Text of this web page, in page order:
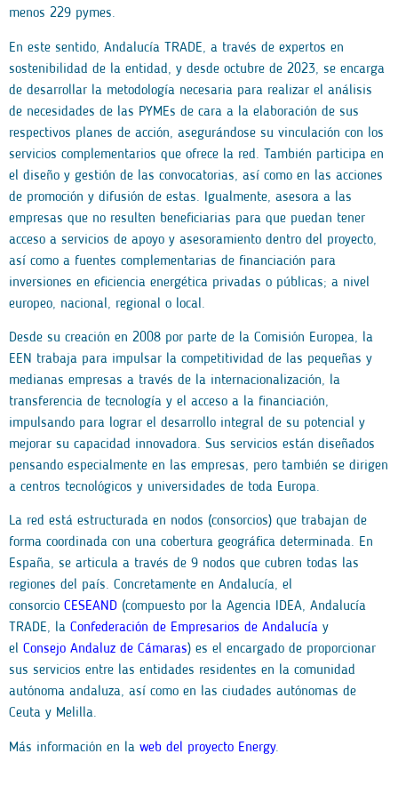
menos 229 pymes.
En este sentido, Andalucía TRADE, a través de expertos en
sostenibilidad de la entidad, y desde octubre de 2023, se encarga
de desarrollar la metodología necesaria para realizar el análisis
de necesidades de las PYMEs de cara a la elaboración de sus
respectivos planes de acción, asegurándose su vinculación con los
servicios complementarios que ofrece la red. También participa en
el diseño y gestión de las convocatorias, así como en las acciones
de promoción y difusión de estas. Igualmente, asesora a las
empresas que no resulten beneficiarias para que puedan tener
acceso a servicios de apoyo y asesoramiento dentro del proyecto,
así como a fuentes complementarias de financiación para
inversiones en eficiencia energética privadas o públicas; a nivel
europeo, nacional, regional o local.
Desde su creación en 2008 por parte de la Comisión Europea, la
EEN trabaja para impulsar la competitividad de las pequeñas y
medianas empresas a través de la internacionalización, la
transferencia de tecnología y el acceso a la financiación,
impulsando para lograr el desarrollo integral de su potencial y
mejorar su capacidad innovadora. Sus servicios están diseñados
pensando especialmente en las empresas, pero también se dirigen
a centros tecnológicos y universidades de toda Europa.
La red está estructurada en nodos (consorcios) que trabajan de
forma coordinada con una cobertura geográfica determinada. En
España, se articula a través de 9 nodos que cubren todas las
regiones del país. Concretamente en Andalucía, el
consorcio CESEAND (compuesto por la Agencia IDEA, Andalucía
TRADE, la Confederación de Empresarios de Andalucía y
el Consejo Andaluz de Cámaras) es el encargado de proporcionar
sus servicios entre las entidades residentes en la comunidad
autónoma andaluza, así como en las ciudades autónomas de
Ceuta y Melilla.
Más información en la web del proyecto Energy.